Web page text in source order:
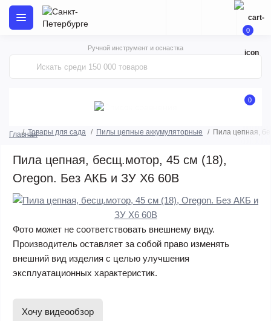
Ручной инструмент и оснастка
0
0
ГлавнаяТовары для сада Пилы цепные аккумуляторные Пила цепная,
Пила цепная, бесщ.мотор, 45 см (18),
Oregon. Без АКБ и ЗУ X6 60В
Фото может не соответствовать внешнему виду.
Производитель оставляет за собой право изменять
внешний вид изделия с целью улучшения
эксплуатационных характеристик.
Хочу видеообзор